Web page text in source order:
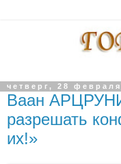
четверг, 28 февраля
Ваан
разрешать
их!»